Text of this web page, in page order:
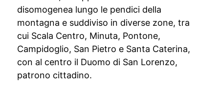
disomogenea lungo le pendici della
montagna e suddiviso in diverse zone, tra
cui Scala Centro, Minuta, Pontone,
Campidoglio, San Pietro e Santa Caterina,
con al centro il Duomo di San Lorenzo,
patrono cittadino.